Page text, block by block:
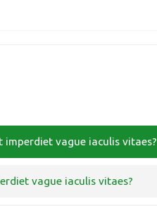
vague iaculis vitaes?
vague iaculis vitaes?